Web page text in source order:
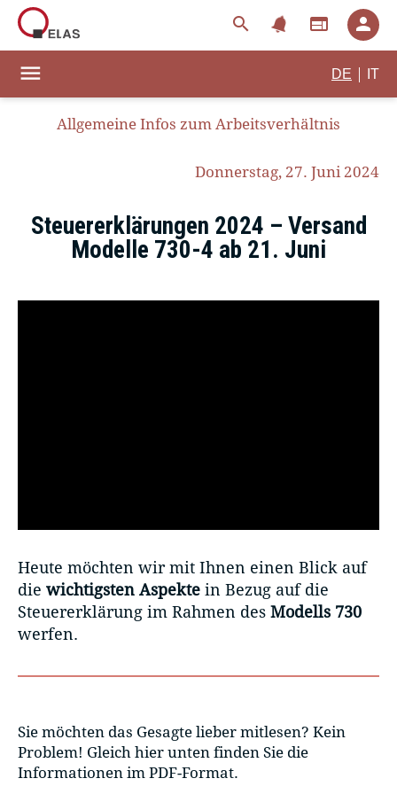
search notifications web person
menu DE IT
Allgemeine Infos zum Arbeitsverhältnis
Donnerstag, 27. Juni 2024
Steuererklärungen 2024 – Versand
Modelle 730-4 ab 21. Juni
Heute möchten wir mit Ihnen einen Blick auf
die wichtigsten Aspekte in Bezug auf die
Steuererklärung im Rahmen des Modells 730
werfen.
Sie möchten das Gesagte lieber mitlesen? Kein
Problem! Gleich hier unten finden Sie die
Informationen im PDF-Format.